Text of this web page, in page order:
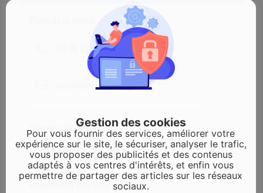
02 96 72 60 33
accueil@ville-yffiniac.fr
Horaires d'ouverture :
Lundi au jeudi 8h30 à 12h - 13h30 à 17h
Vendredi 8h30 à 12h - 13h30 à 16h30
Samedi 9h à 12h
Uniquement Etat Civil
Gestion des cookies
Pour vous fournir des services, améliorer votre
expérience sur le site, le sécuriser, analyser le trafic,
vous proposer des publicités et des contenus
adaptés à vos centres d'intérêts, et enfin vous
permettre de partager des articles sur les réseaux
sociaux.